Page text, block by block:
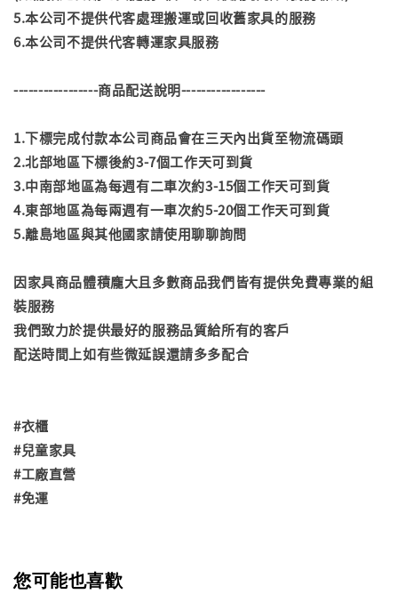
5.本公司不提供代客處理搬運或回收舊家具的服務
6.本公司不提供代客轉運家具服務
-----------------商品配送說明-----------------
1.下標完成付款本公司商品會在三天內出貨至物流碼頭
2.北部地區下標後約3-7個工作天可到貨
3.中南部地區為每週有二車次約3-15個工作天可到貨
4.東部地區為每兩週有一車次約5-20個工作天可到貨
5.離島地區與其他國家請使用聊聊詢問
因家具商品體積龐大且多數商品我們皆有提供免費專業的組
裝服務
我們致力於提供最好的服務品質給所有的客戶
配送時間上如有些微延誤還請多多配合
#衣櫃
#兒童家具
#工廠直營
#免運
您可能也喜歡